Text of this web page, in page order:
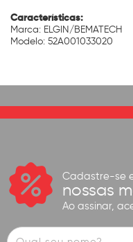
Características:
Marca: ELGIN/BEMATECH
Modelo: 52A001033020
Cadastre-se
nossas
Ao assinar,